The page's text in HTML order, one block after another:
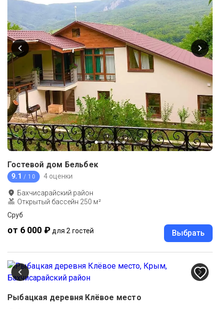
Гостевой дом Бельбек
9.1 / 10 4 оценки
Бахчисарайский район
Открытый бассейн 250 м²
Сруб
от 6 000 ₽ для 2 гостей Выбрать
Рыбацкая деревня Клёвое место